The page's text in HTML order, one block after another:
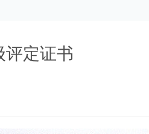
评定证书